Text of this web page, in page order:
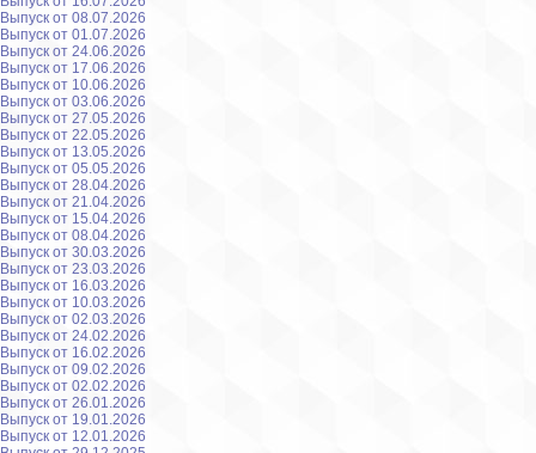
Выпуск от 08.07.2026
Выпуск от 01.07.2026
Выпуск от 24.06.2026
Выпуск от 17.06.2026
Выпуск от 10.06.2026
Выпуск от 03.06.2026
Выпуск от 27.05.2026
Выпуск от 22.05.2026
Выпуск от 13.05.2026
Выпуск от 05.05.2026
Выпуск от 28.04.2026
Выпуск от 21.04.2026
Выпуск от 15.04.2026
Выпуск от 08.04.2026
Выпуск от 30.03.2026
Выпуск от 23.03.2026
Выпуск от 16.03.2026
Выпуск от 10.03.2026
Выпуск от 02.03.2026
Выпуск от 24.02.2026
Выпуск от 16.02.2026
Выпуск от 09.02.2026
Выпуск от 02.02.2026
Выпуск от 26.01.2026
Выпуск от 19.01.2026
Выпуск от 12.01.2026